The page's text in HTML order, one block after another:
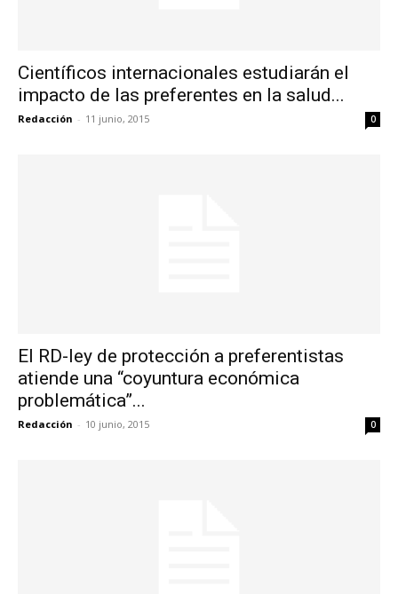
Científicos internacionales estudiarán el
impacto de las preferentes en la salud...
Redacción - 11 junio, 2015 0
El RD-ley de protección a preferentistas
atiende una “coyuntura económica
problemática”...
Redacción - 10 junio, 2015 0